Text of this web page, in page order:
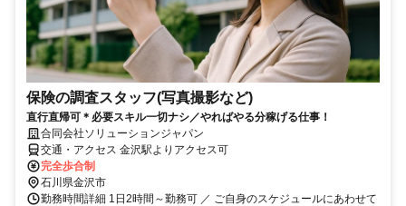
保険の調査スタッフ(写真撮影など)
直行直帰可＊必要スキル一切ナシ／やればやる分稼げる仕事！
合同会社ソリューションジャパン
交通・アクセス 金沢駅よりアクセス可
完全歩合制
石川県金沢市
勤務時間詳細 1日2時間～勤務可 ／ ご自身のスケジュールにあわせて